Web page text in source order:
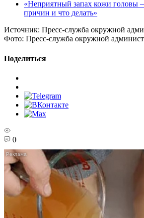
«Неприятный запах кожи головы
причин и что делать»
Источник: Пресс-служба окружной
Фото: Пресс-служба окружной
Поделиться
0